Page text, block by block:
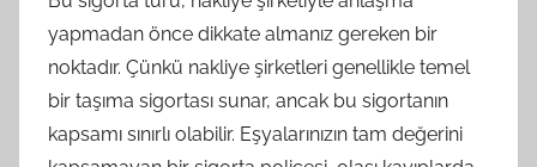
yapmadan önce dikkate almanız gereken bir
noktadır. Çünkü nakliye şirketleri genellikle temel
bir taşıma sigortası sunar, ancak bu sigortanın
kapsamı sınırlı olabilir. Eşyalarınızın tam değerini